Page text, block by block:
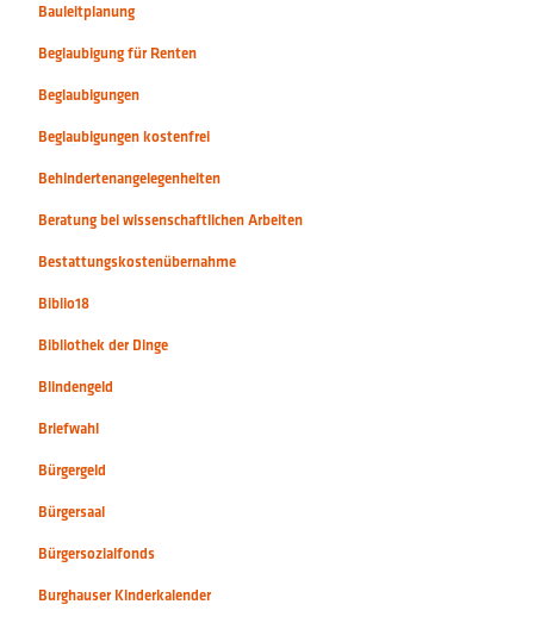
Bauleitplanung
Beglaubigung für Renten
Beglaubigungen
Beglaubigungen kostenfrei
Behindertenangelegenheiten
Beratung bei wissenschaftlichen Arbeiten
Bestattungskostenübernahme
Biblio18
Bibliothek der Dinge
Blindengeld
Briefwahl
Bürgergeld
Bürgersaal
Bürgersozialfonds
Burghauser Kinderkalender